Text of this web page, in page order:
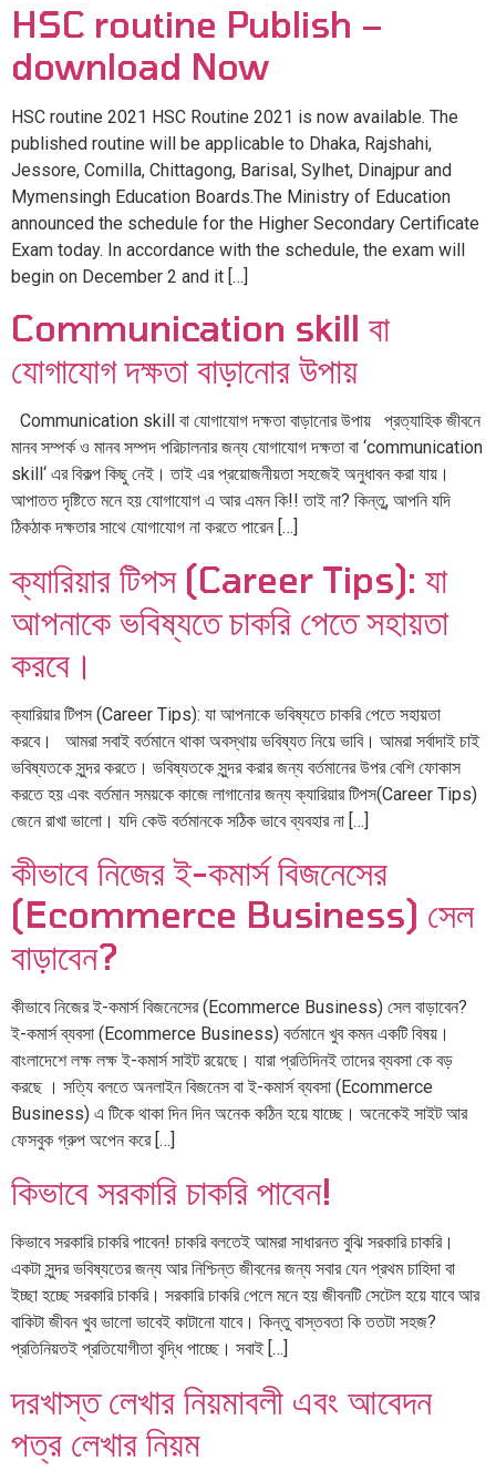
HSC routine Publish –
download Now
HSC routine 2021 HSC Routine 2021 is now available. The
published routine will be applicable to Dhaka, Rajshahi,
Jessore, Comilla, Chittagong, Barisal, Sylhet, Dinajpur and
Mymensingh Education Boards.The Ministry of Education
announced the schedule for the Higher Secondary Certificate
Exam today. In accordance with the schedule, the exam will
begin on December 2 and it […]
Communication skill বা
যোগাযোগ দক্ষতা বাড়ানোর উপায়
Communication skill বা যোগাযোগ দক্ষতা বাড়ানোর উপায় প্রত্যাহিক জীবনে
মানব সম্পর্ক ও মানব সম্পদ পরিচালনার জন্য যোগাযোগ দক্ষতা বা ‘communication
skill‘ এর বিকল্প কিছু নেই। তাই এর প্রয়োজনীয়তা সহজেই অনুধাবন করা যায়।
আপাতত দৃষ্টিতে মনে হয় যোগাযোগ এ আর এমন কি!! তাই না? কিন্তু, আপনি যদি
ঠিকঠাক দক্ষতার সাথে যোগাযোগ না করতে পারেন […]
ক্যারিয়ার টিপস (Career Tips): যা
আপনাকে ভবিষ্যতে চাকরি পেতে সহায়তা
করবে।
ক্যারিয়ার টিপস (Career Tips): যা আপনাকে ভবিষ্যতে চাকরি পেতে সহায়তা
করবে। আমরা সবাই বর্তমানে থাকা অবস্থায় ভবিষ্যত নিয়ে ভাবি। আমরা সর্বাদাই চাই
ভবিষ্যতকে সুন্দর করতে। ভবিষ্যতকে সুন্দর করার জন্য বর্তমানের উপর বেশি ফোকাস
করতে হয় এবং বর্তমান সময়কে কাজে লাগানোর জন্য ক্যারিয়ার টিপস(Career Tips)
জেনে রাখা ভালো। যদি কেউ বর্তমানকে সঠিক ভাবে ব্যবহার না […]
কীভাবে নিজের ই-কমার্স বিজনেসের
(Ecommerce Business) সেল
বাড়াবেন?
কীভাবে নিজের ই-কমার্স বিজনেসের (Ecommerce Business) সেল বাড়াবেন?
ই-কমার্স ব্যবসা (Ecommerce Business) বর্তমানে খুব কমন একটি বিষয়।
বাংলাদেশে লক্ষ লক্ষ ই-কমার্স সাইট রয়েছে। যারা প্রতিদিনই তাদের ব্যবসা কে বড়
করছে । সত্যি বলতে অনলাইন বিজনেস বা ই-কমার্স ব্যবসা (Ecommerce
Business) এ টিকে থাকা দিন দিন অনেক কঠিন হয়ে যাচ্ছে। অনেকেই সাইট আর
ফেসবুক গ্রুপ অপেন করে […]
কিভাবে সরকারি চাকরি পাবেন!
কিভাবে সরকারি চাকরি পাবেন! চাকরি বলতেই আমরা সাধারনত বুঝি সরকারি চাকরি।
একটা সুন্দর ভবিষ্যতের জন্য আর নিশ্চিন্ত জীবনের জন্য সবার যেন প্রথম চাহিদা বা
ইচ্ছা হচ্ছে সরকারি চাকরি। সরকারি চাকরি পেলে মনে হয় জীবনটি সেটেল হয়ে যাবে আর
বাকিটা জীবন খুব ভালো ভাবেই কাটানো যাবে। কিন্তু বাস্তবতা কি ততটা সহজ?
প্রতিনিয়তই প্রতিযোগীতা বৃদ্ধি পাচ্ছে। সবাই […]
দরখাস্ত লেখার নিয়মাবলী এবং আবেদন
পত্র লেখার নিয়ম